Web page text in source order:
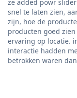
ze added powr
snel te laten zien,
zijn, hoe de
producten goed
ervaring op locatie.
interactie hadden
betrokken waren